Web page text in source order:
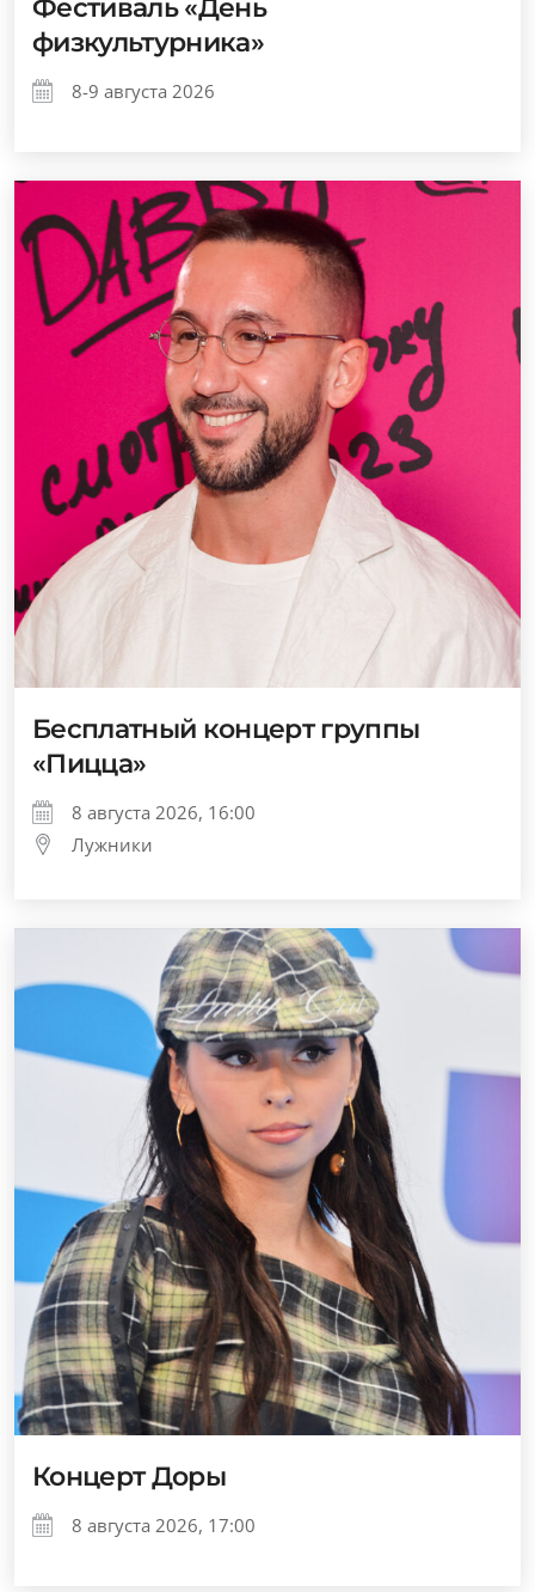
Фестиваль «День
физкультурника»
8-9 августа 2026
Бесплатный концерт группы
«Пицца»
8 августа 2026, 16:00
Лужники
Концерт Доры
8 августа 2026, 17:00